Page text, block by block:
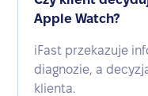
Apple Watch?
iFast przekazuje
diagnozie, a
klienta.